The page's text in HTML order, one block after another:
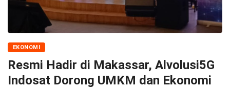
EKONOMI
Resmi Hadir di Makassar, Alvolusi5G
Indosat Dorong UMKM dan Ekonomi